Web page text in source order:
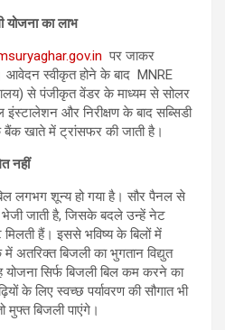
योजना का लाभ
पर जाकर
स्वीकृत होने के बाद MNRE
से पंजीकृत वेंडर के माध्यम से सोलर
और निरीक्षण के बाद सब्सिडी
बैंक खाते में ट्रांसफर की जाती है।
नहीं
लगभग शून्य हो गया है। सौर पैनल से
भेजी जाती है, जिसके बदले उन्हें नेट
हैं। इससे भविष्य के बिलों में
में अतरिक्त बिजली का भुगतान विद्युत
योजना सिर्फ बिजली बिल कम करने का
के लिए स्वच्छ पर्यावरण की सौगात भी
बिजली पाएंगे।